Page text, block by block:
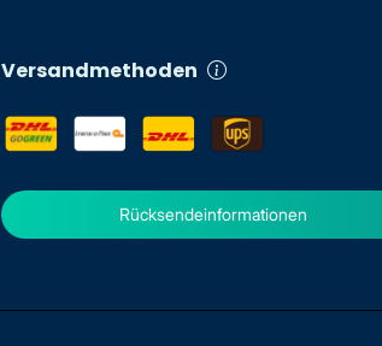
Versandmethoden
Rücksendeinformationen